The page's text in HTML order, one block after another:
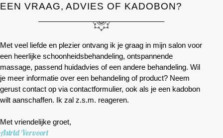
EEN VRAAG, ADVIES OF KADOBON?
Met veel liefde en plezier ontvang ik je graag in mijn salon voor
een heerlijke schoonheids­behandeling, ontspannende
massage, passend huidadvies of een andere behandeling. Wil
je meer informatie over een behandeling of product? Neem
gerust contact op via contactformulier, ook als je een kadobon
wilt aanschaffen. Ik zal z.s.m. reageren.
Met vriendelijke groet,
Astrid Vervoort